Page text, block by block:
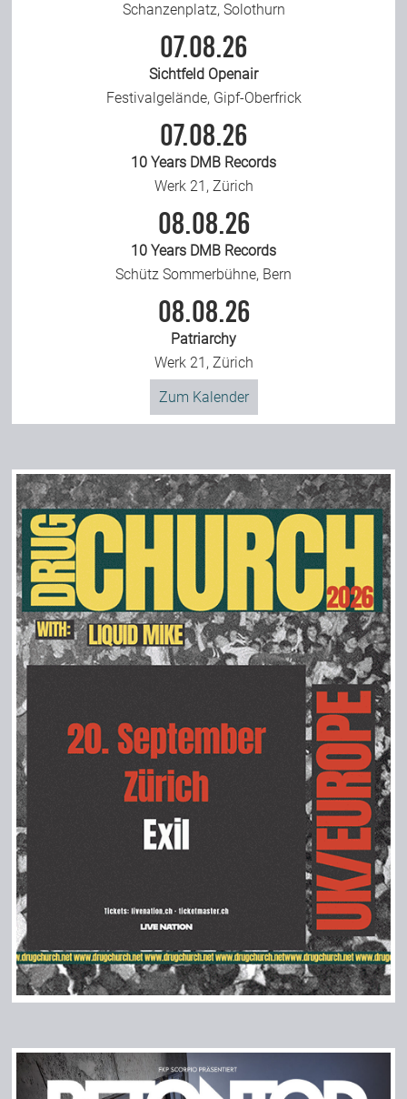
Schanzenplatz, Solothurn
07.08.26
Sichtfeld Openair
Festivalgelände, Gipf-Oberfrick
07.08.26
10 Years DMB Records
Werk 21, Zürich
08.08.26
10 Years DMB Records
Schütz Sommerbühne, Bern
08.08.26
Patriarchy
Werk 21, Zürich
Zum Kalender